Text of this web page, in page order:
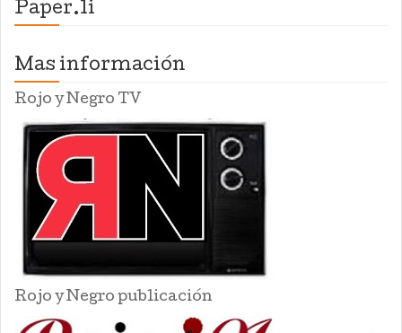
Paper.li
Mas información
Rojo y Negro TV
Rojo y Negro publicación